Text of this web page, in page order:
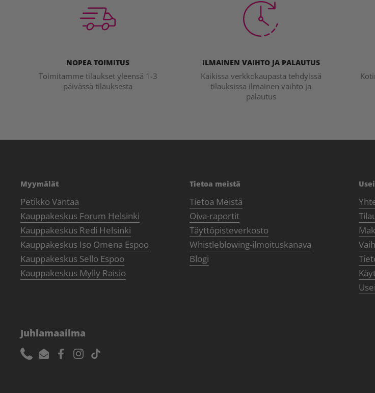
NOPEA TOIMITUS
Toimitamme tilaukset yleensä 1-3
päivässä tilauksesta
ILMAINEN VAIHTO JA PALAUTUS
Kaikissa verkkokaupasta tehdyissä
tilauksissa ilmainen vaihto ja
palautus
Myymälät
Petikko Vantaa
Kauppakeskus Forum Helsinki
Kauppakeskus Redi Helsinki
Kauppakeskus Iso Omena Espoo
Kauppakeskus Sello Espoo
Kauppakeskus Mylly Raisio
Tietoa meistä
Tietoa Meistä
Oiva-raportit
Täyttöpisteverkosto
Whistleblowing-ilmoituskanava
Blogi
Juhlamaailma
PhoneEmailFacebook
Instagram
TikTok